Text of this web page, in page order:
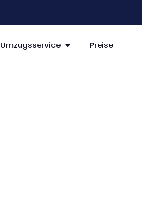
Umzugsservice Preise